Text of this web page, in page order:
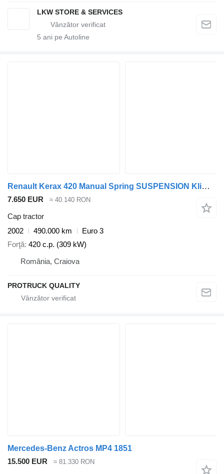
LKW STORE & SERVICES
5 ani pe Autoline
Renault Kerax 420 Manual Spring SUSPENSION Klima - 2 pieces
7.650 EUR ≈ 40.140 RON
Cap tractor
2002
490.000 km
Euro 3
Forţă 420 c.p. (309 kW)
România, Craiova
PROTRUCK QUALITY
Mercedes-Benz Actros MP4 1851
15.500 EUR
≈ 81.330 RON